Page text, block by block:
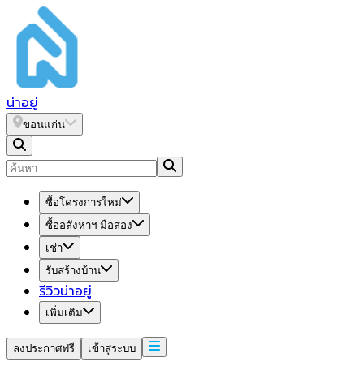
น่าอยู่
ขอนแก่น
ซื้อโครงการใหม่
ซื้ออสังหาฯ มือสอง
เช่า
รับสร้างบ้าน
รีวิวน่าอยู่
เพิ่มเติม
ลงประกาศฟรี เข้าสู่ระบบ